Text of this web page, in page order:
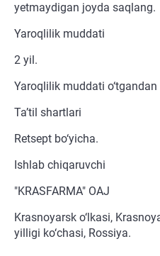
yetmaydigan joyda saqlang.
Yaroqlilik muddati
2 yil.
Yaroqlilik muddati
Ta’til shartlari
Retsept bo‘yicha.
Ishlab chiqaruvchi
"KRASFARMA" OAJ
Krasnoyarsk o‘lkasi,
yilligi ko‘chasi, Rossiya.